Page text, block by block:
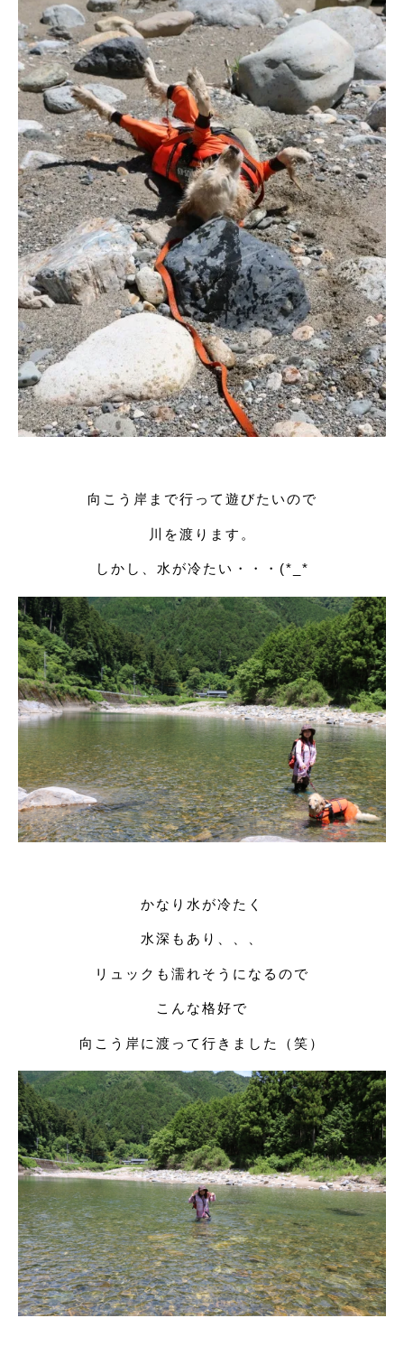
向こう岸まで行って遊びたいので
川を渡ります。
しかし、水が冷たい・・・(*_*
かなり水が冷たく
水深もあり、、、
リュックも濡れそうになるので
こんな格好で
向こう岸に渡って行きました（笑）